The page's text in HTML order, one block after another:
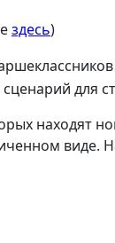
здесь)
находят
виде.